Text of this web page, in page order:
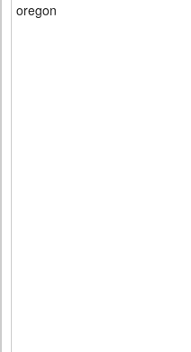
oregon